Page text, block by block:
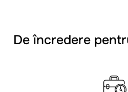
De încredere